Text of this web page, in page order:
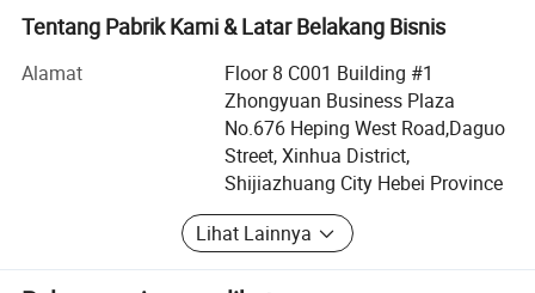
Basis produksi kami dibangun pada tahun 2003, basis
produksi tas kami berspesialisasi dalam merancang,
memproduksi, dan mengekspor semua jenis tas. Produk-
produk utama kami adalah bagasi dan tas-tas travel, tas-
tas khusus, tas-tas tangan siswa, dompet dan tas untuk
pria dan wanita, juga sedang mengolah semua jenis tas
khusus buatan, tas-tas perbelanjaan dan lain-lain.
Pabrik kami juga memiliki kemampuan riset dan
pengembangan yang kuat, kami memiliki rancangan
Tentang Pabrik Kami & Latar Belakang Bisnis
Alamat
Floor 8 C001 Building #1
Zhongyuan Business Plaza
No.676 Heping West Road,Daguo
Street, Xinhua District,
Shijiazhuang City Hebei Province
Lihat Lainnya